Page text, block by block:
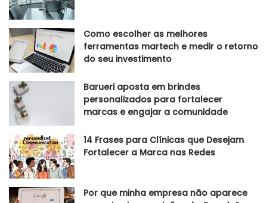
Como escolher as melhores
ferramentas martech e medir o retorno
do seu investimento
Barueri aposta em brindes
personalizados para fortalecer
marcas e engajar a comunidade
14 Frases para Clínicas que Desejam
Fortalecer a Marca nas Redes
Por que minha empresa não aparece